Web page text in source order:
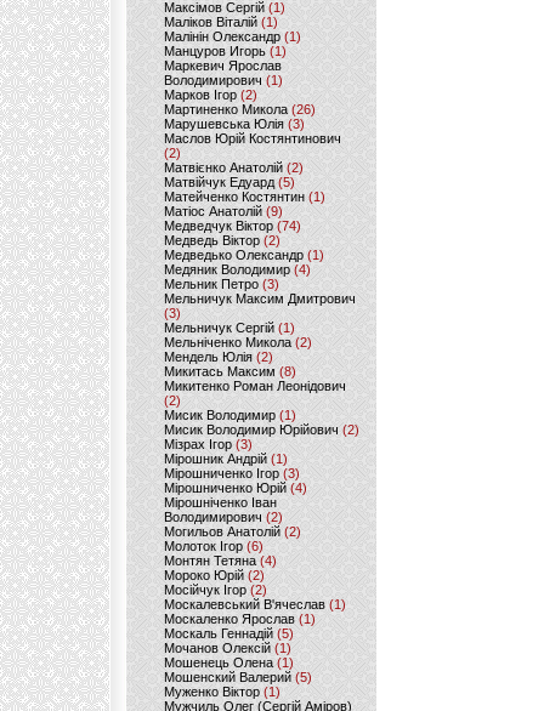
Максімов Сергій (1)
Маліков Віталій (1)
Малінін Олександр (1)
Манцуров Игорь (1)
Маркевич Ярослав
Володимирович (1)
Марков Ігор (2)
Мартиненко Микола (26)
Марушевська Юлія (3)
Маслов Юрій Костянтинович
(2)
Матвієнко Анатолій (2)
Матвійчук Едуард(5)
Матейченко Костянтин (1)
Матіос Анатолій (9)
Медведчук Віктор(74)
Медведь Віктор (2)
Медведько Олександр (1)
Медяник Володимир(4)
Мельник Петро (3)
Мельничук Максим Дмитрович
(3)
Мельничук Сергій (1)
Мельніченко Микола (2)
Мендель Юлія (2)
Микитась Максим (8)
Микитенко Роман Леонідович
(2)
Мисик Володимир (1)
Мисик Володимир Юрійович(2)
Мізрах Ігор(3)
Мірошник Андрій(1)
Мірошниченко Ігор (3)
Мірошниченко Юрій(4)
Мірошніченко Іван
Володимирович (2)
Могильов Анатолій (2)
Молоток Ігор (6)
Монтян Тетяна (4)
Мороко Юрій(2)
Мосійчук Ігор (2)
Москалевський В'ячеслав (1)
Москаленко Ярослав (1)
Москаль Геннадій (5)
Мочанов Олексій(1)
Мошенець Олена(1)
Мошенский Валерий (5)
Муженко Віктор (1)
Мужчиль Олег (Сергій Аміров)